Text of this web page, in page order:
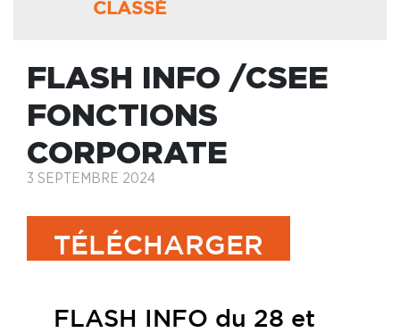
CLASSÉ
FLASH INFO /CSEE
FONCTIONS
CORPORATE
3 SEPTEMBRE 2024
TÉLÉCHARGER
FLASH INFO du 28 et